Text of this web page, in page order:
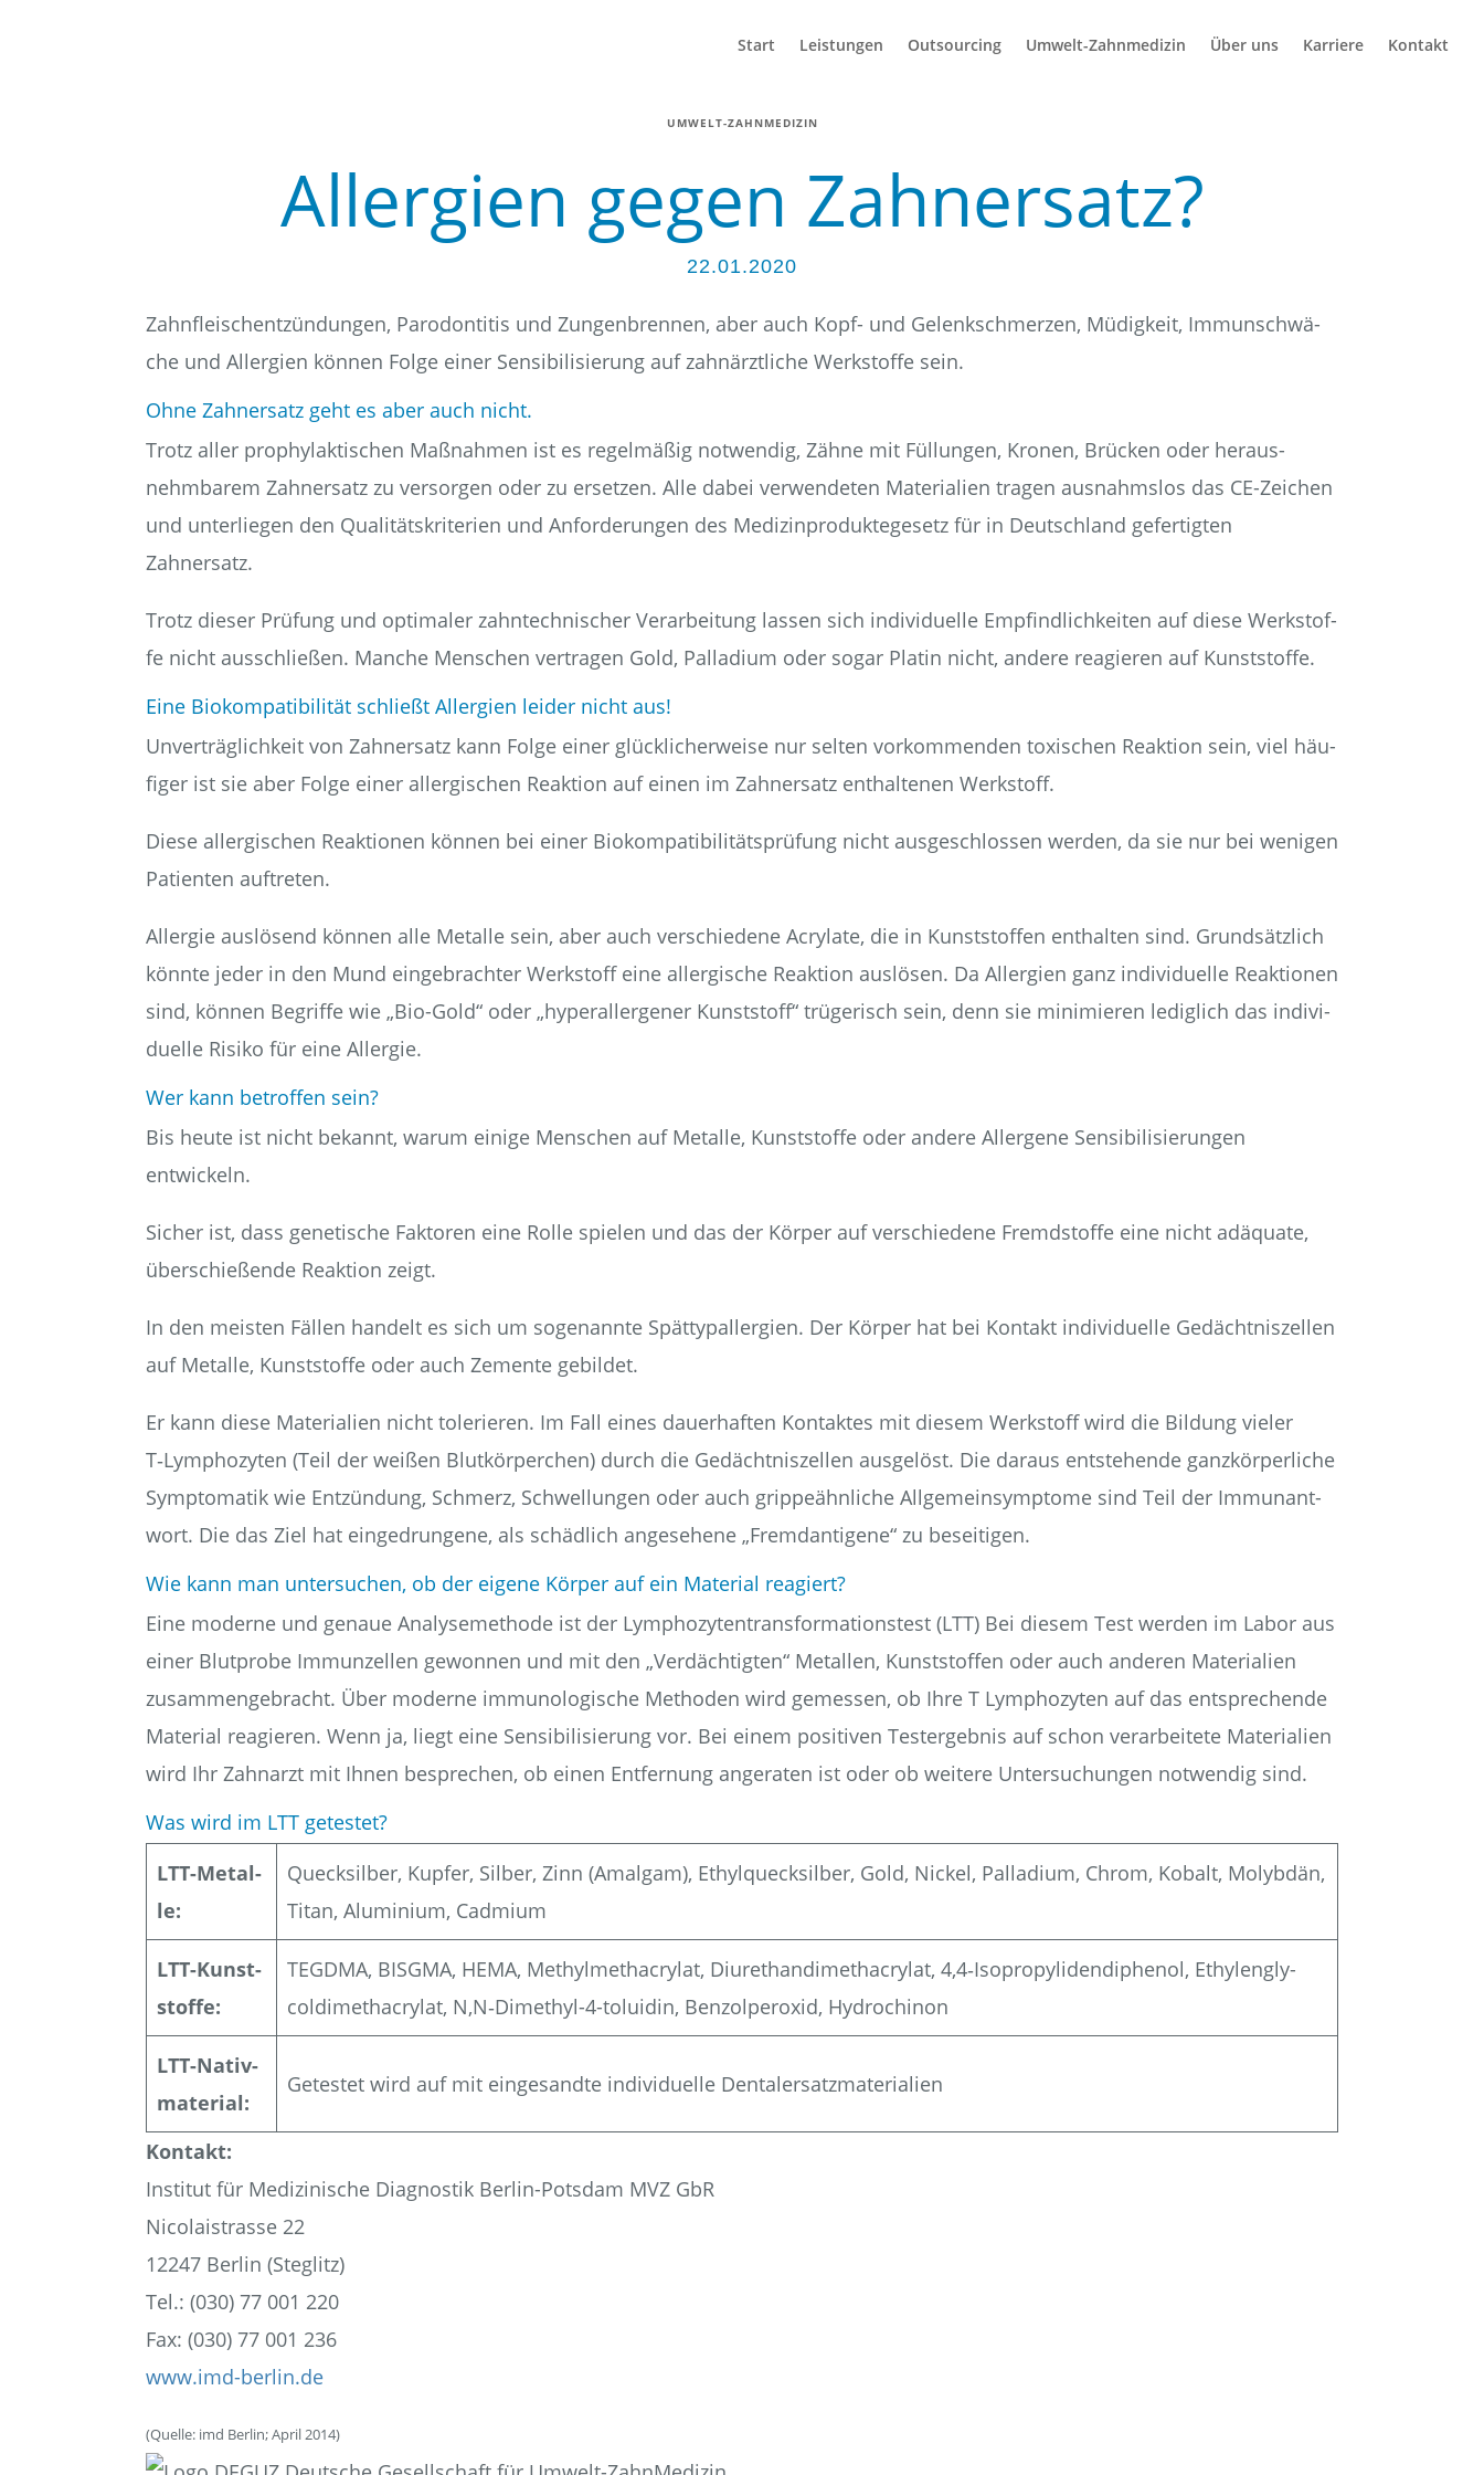
Start Leis­tun­gen Out­sour­cing Umwelt-Zahn­­me­­di­­zin Über uns Kar­rie­re Kon­takt
UMWELT-ZAHNMEDIZIN
All­er­gien gegen Zahnersatz?
22.01.2020
Zahn­fleisch­ent­zün­dun­gen, Par­odon­ti­tis und Zun­gen­bren­nen, aber auch Kopf- und Gelenk­schmer­zen, Müdig­keit, Immun­schwä­
che und All­er­gien kön­nen Fol­ge einer Sen­si­bi­li­sie­rung auf zahn­ärzt­li­che Werk­stof­fe sein.
Ohne Zahn­ersatz geht es aber auch nicht.
Trotz aller pro­phy­lak­ti­schen Maß­nah­men ist es regel­mä­ßig not­wen­dig, Zäh­ne mit Fül­lun­gen, Kro­nen, Brü­cken oder her­aus­
nehm­ba­rem Zahn­ersatz zu ver­sor­gen oder zu erset­zen. Alle dabei ver­wen­de­ten Mate­ria­li­en tra­gen aus­nahms­los das CE-Zei­chen
und unter­lie­gen den Qua­li­täts­kri­te­ri­en und Anfor­de­run­gen des Medi­zin­pro­duk­te­ge­setz für in Deutsch­land gefer­tig­ten
Zahnersatz.
Trotz die­ser Prü­fung und opti­ma­ler zahn­tech­ni­scher Ver­ar­bei­tung las­sen sich indi­vi­du­el­le Emp­find­lich­kei­ten auf die­se Werk­stof­
fe nicht aus­schlie­ßen. Man­che Men­schen ver­tra­gen Gold, Pal­la­di­um oder sogar Pla­tin nicht, ande­re reagie­ren auf Kunststoffe.
Eine Bio­kom­pa­ti­bi­li­tät schließt All­er­gien lei­der nicht aus!
Unver­träg­lich­keit von Zahn­ersatz kann Fol­ge einer glück­li­cher­wei­se nur sel­ten vor­kom­men­den toxi­schen Reak­ti­on sein, viel häu­
fi­ger ist sie aber Fol­ge einer all­er­gi­schen Reak­ti­on auf einen im Zahn­ersatz ent­hal­te­nen Werkstoff.
Die­se all­er­gi­schen Reak­tio­nen kön­nen bei einer Bio­kom­pa­ti­bi­li­täts­prü­fung nicht aus­ge­schlos­sen wer­den, da sie nur bei weni­gen
Pati­en­ten auftreten.
All­er­gie aus­lö­send kön­nen alle Metal­le sein, aber auch ver­schie­de­ne Acry­la­te, die in Kunst­stof­fen ent­hal­ten sind. Grund­sätz­lich
könn­te jeder in den Mund ein­ge­brach­ter Werk­stoff eine all­er­gi­sche Reak­ti­on aus­lö­sen. Da All­er­gien ganz indi­vi­du­el­le Reak­tio­nen
sind, kön­nen Begrif­fe wie „Bio-Gold“ oder „hyperaller­ge­ner Kunst­stoff“ trü­ge­risch sein, denn sie mini­mie­ren ledig­lich das indi­vi­
du­el­le Risi­ko für eine Allergie.
Wer kann betrof­fen sein?
Bis heu­te ist nicht bekannt, war­um eini­ge Men­schen auf Metal­le, Kunst­stof­fe oder ande­re All­er­ge­ne Sen­si­bi­li­sie­run­gen
entwickeln.
Sicher ist, dass gene­ti­sche Fak­to­ren eine Rol­le spie­len und das der Kör­per auf ver­schie­de­ne Fremd­stof­fe eine nicht adäqua­te,
über­schie­ßen­de Reak­ti­on zeigt.
In den meis­ten Fäl­len han­delt es sich um soge­nann­te Spät­typ­all­er­gien. Der Kör­per hat bei Kon­takt indi­vi­du­el­le Gedächt­nis­zel­len
auf Metal­le, Kunst­stof­fe oder auch Zemen­te gebildet.
Er kann die­se Mate­ria­li­en nicht tole­rie­ren. Im Fall eines dau­er­haf­ten Kon­tak­tes mit die­sem Werk­stoff wird die Bil­dung vie­ler
T‑Lymphozyten (Teil der wei­ßen Blut­kör­per­chen) durch die Gedächt­nis­zel­len aus­ge­löst. Die dar­aus ent­ste­hen­de ganz­kör­per­li­che
Sym­pto­ma­tik wie Ent­zün­dung, Schmerz, Schwel­lun­gen oder auch grip­pe­ähn­li­che All­ge­mein­sym­pto­me sind Teil der Immun­ant­
wort. Die das Ziel hat ein­ge­drun­ge­ne, als schäd­lich ange­se­he­ne „Fremd­an­ti­ge­ne“ zu beseitigen.
Wie kann man unter­su­chen, ob der eige­ne Kör­per auf ein Mate­ri­al reagiert?
Eine moder­ne und genaue Ana­ly­se­me­tho­de ist der Lym­pho­zy­ten­trans­for­ma­ti­ons­test (LTT) Bei die­sem Test wer­den im Labor aus
einer Blut­pro­be Immun­zel­len gewon­nen und mit den „Ver­däch­tig­ten“ Metal­len, Kunst­stof­fen oder auch ande­ren Mate­ria­li­en
zusam­men­ge­bracht. Über moder­ne immu­no­lo­gi­sche Metho­den wird gemes­sen, ob Ihre T Lym­pho­zy­ten auf das ent­spre­chen­de
Mate­ri­al reagie­ren. Wenn ja, liegt eine Sen­si­bi­li­sie­rung vor. Bei einem posi­ti­ven Test­ergeb­nis auf schon ver­ar­bei­te­te Mate­ria­li­en
wird Ihr Zahn­arzt mit Ihnen bespre­chen, ob einen Ent­fer­nung ange­ra­ten ist oder ob wei­te­re Unter­su­chun­gen not­wen­dig sind.
Was wird im LTT getestet?
LTT-Metal­
le:
Queck­sil­ber, Kup­fer, Sil­ber, Zinn (Amal­gam), Ethyl­queck­sil­ber, Gold, Nickel, Pal­la­di­um, Chrom, Kobalt, Molyb­dän,
Titan, Alu­mi­ni­um, Cadmium
LTT-Kunst­
stof­fe:
TEGDMA, BISGMA, HEMA, Methyl­me­thacry­lat, Diuret­han­di­me­thacry­lat, 4,4‑Isopropylidendiphenol, Ethy­len­gly­
coldi­me­thacry­lat, N,N‑Dimethyl-4-toluidin, Ben­zol­per­oxid, Hydrochinon
LTT-Nativ­
ma­te­ri­al:
Getes­tet wird auf mit ein­ge­sand­te indi­vi­du­el­le Dentalersatzmaterialien
Kon­takt:
Insti­tut für Medi­zi­ni­sche Dia­gnos­tik Ber­lin-Pots­dam MVZ GbR
Nico­lai­stras­se 22
12247 Ber­lin (Ste­glitz)
Tel.: (030) 77 001 220
Fax: (030) 77 001 236
www.imd-berlin.de
(Quel­le: imd Ber­lin; April 2014)